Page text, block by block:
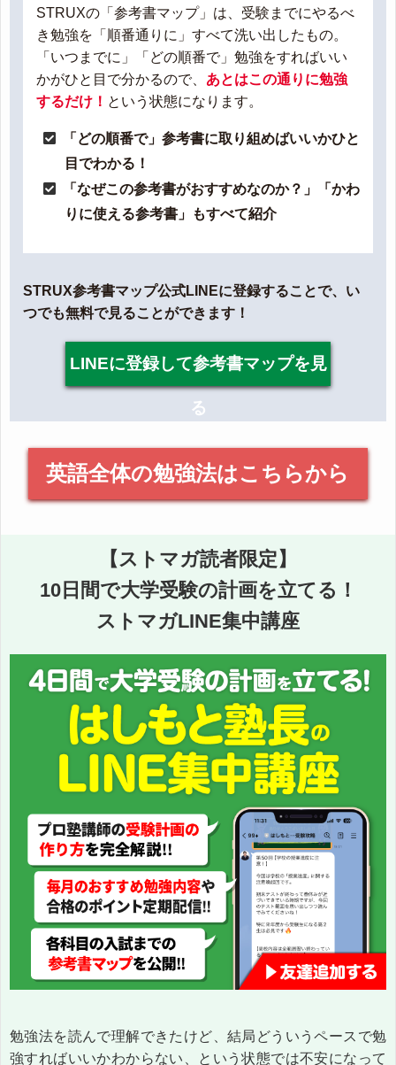
STRUXの「参考書マップ」は、受験までにやるべ
き勉強を「順番通りに」すべて洗い出したもの。
「いつまでに」「どの順番で」勉強をすればいい
かがひと目で分かるので、 あとはこの通りに勉強
するだけ！ という状態になります。
「どの順番で」参考書に取り組めばいいかひと
目でわかる！
「なぜこの参考書がおすすめなのか？」「かわ
りに使える参考書」もすべて紹介
STRUX参考書マップ公式LINEに登録することで、い
つでも無料で見ることができます！
LINEに登録して参考書マップを見
る
英語全体の勉強法はこちらから
【ストマガ読者限定】
10日間で大学受験の計画を立てる！
ストマガLINE集中講座
勉強法を読んで理解できたけど、結局どういうペースで勉
強すればいいかわからない、という状態では不安になって